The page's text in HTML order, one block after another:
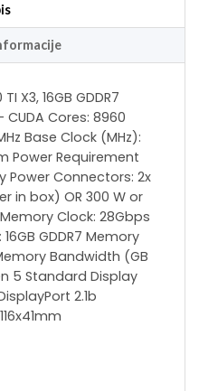
X3, 16GB GDDR7
CUDA Cores: 8960
Base Clock (MHz):
Power Requirement
Power Connectors: 2x
in box) OR 300 W or
Clock: 28Gbps
GDDR7 Memory
Bandwidth (GB
5 Standard Display
2.1b